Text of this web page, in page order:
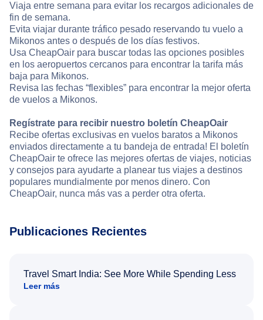
Viaja entre semana para evitar los recargos adicionales de
fin de semana.
Evita viajar durante tráfico pesado reservando tu vuelo a
Mikonos antes o después de los días festivos.
Usa CheapOair para buscar todas las opciones posibles
en los aeropuertos cercanos para encontrar la tarifa más
baja para Mikonos.
Revisa las fechas “flexibles” para encontrar la mejor oferta
de vuelos a Mikonos.
Regístrate para recibir nuestro boletín CheapOair
Recibe ofertas exclusivas en vuelos baratos a Mikonos
enviados directamente a tu bandeja de entrada! El boletín
CheapOair te ofrece las mejores ofertas de viajes, noticias
y consejos para ayudarte a planear tus viajes a destinos
populares mundialmente por menos dinero. Con
CheapOair, nunca más vas a perder otra oferta.
Publicaciones Recientes
Travel Smart India: See More While Spending Less
Leer más